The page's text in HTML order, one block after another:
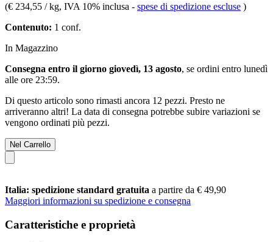
(€ 234,55 / kg, IVA 10% inclusa - spese di spedizione escluse )
Contenuto: 1 conf.
In Magazzino
Consegna entro il giorno giovedì, 13 agosto, se ordini entro lunedì
alle ore 23:59.
Di questo articolo sono rimasti ancora 12 pezzi. Presto ne
arriveranno altri! La data di consegna potrebbe subire variazioni se
vengono ordinati più pezzi.
Nel Carrello
Italia: spedizione standard gratuita a partire da € 49,90
Maggiori informazioni su spedizione e consegna
Caratteristiche e proprietà